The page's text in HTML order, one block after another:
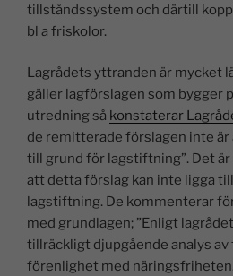
tillståndssystem och därtill
bl a friskolor.
Lagrådets yttranden är mycket
gäller lagförslagen som bygger
utredning så konstaterar
de remitterade förslagen inte är
till grund för lagstiftning”. Det
att detta förslag kan inte ligga
lagstiftning. De kommenterar
med grundlagen; ”Enligt
tillräckligt djupgående analys
förenlighet med